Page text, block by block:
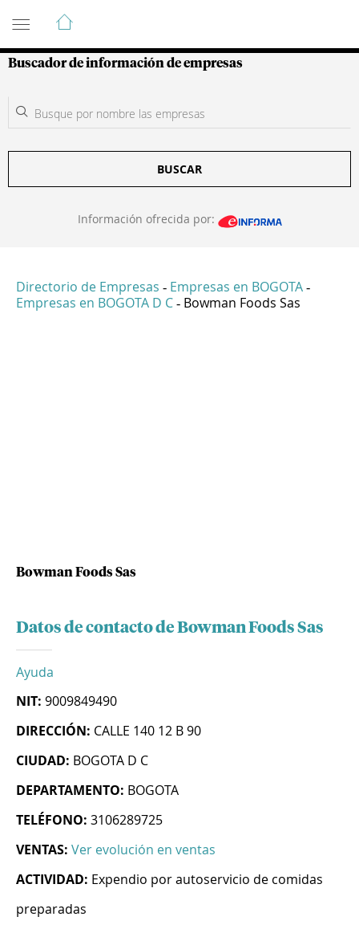
Guía de Empresas Colombianas
Buscador de información de empresas
BUSCAR
Información ofrecida por:
Directorio de Empresas - Empresas en BOGOTA -
Empresas en BOGOTA D C - Bowman Foods Sas
Bowman Foods Sas
Datos de contacto de Bowman Foods Sas
Ayuda
NIT: 9009849490
DIRECCIÓN: CALLE 140 12 B 90
CIUDAD: BOGOTA D C
DEPARTAMENTO: BOGOTA
TELÉFONO: 3106289725
VENTAS: Ver evolución en ventas
ACTIVIDAD: Expendio por autoservicio de comidas
preparadas